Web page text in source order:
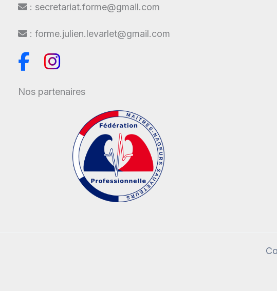
: secretariat.forme@gmail.com
: forme.julien.levarlet@gmail.com
Nos partenaires